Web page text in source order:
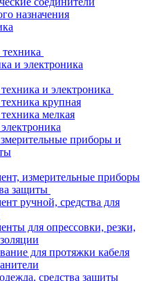
назначения
и электроника
и электроника
крупная
мелкая
приборы и
измерительные приборы
защиты
ручной, средства для
для опрессовки, резки,
для протяжки кабеля
средства защиты